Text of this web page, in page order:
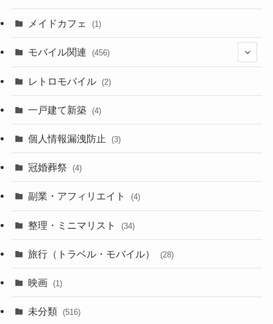
(10)
(18)
(19)
(6)
(8)
(9)
(23)
メイドカフェ (1)
モバイル関連 (456)
(7)
(3)
(3)
(6)
レトロモバイル (2)
一戸建て新築 (4)
個人情報漏洩防止 (3)
冠婚葬祭 (4)
副業・アフィリエイト (4)
整理・ミニマリスト (34)
旅行（トラベル・モバイル） (28)
映画 (1)
未分類 (516)